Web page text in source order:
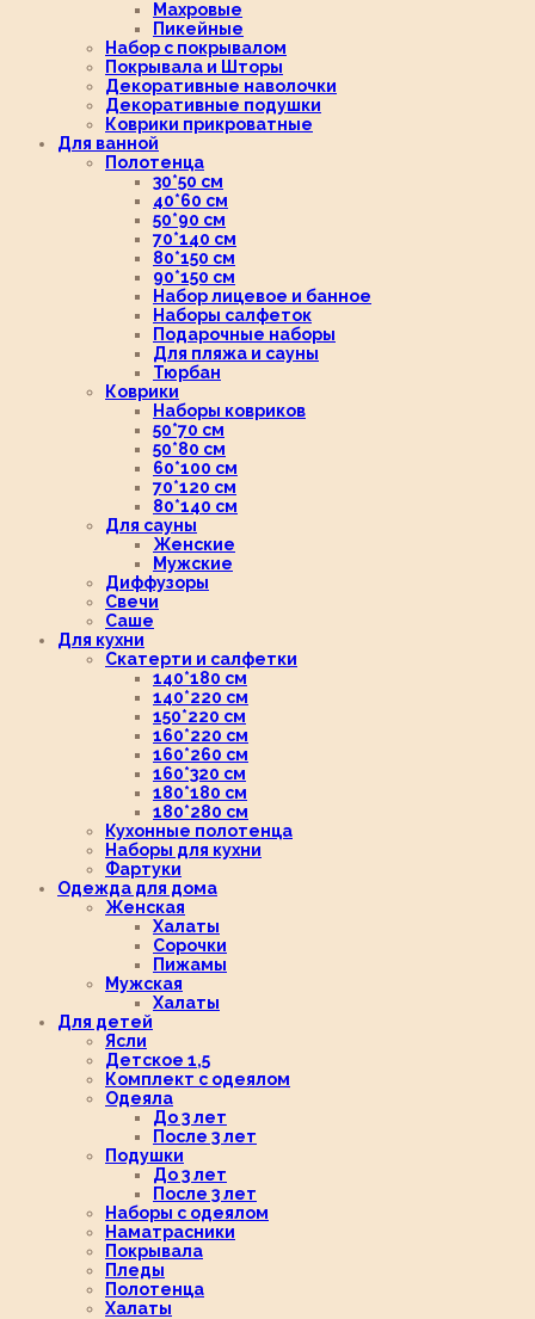
Махровые
Пикейные
Набор с покрывалом
Покрывала и Шторы
Декоративные наволочки
Декоративные подушки
Коврики прикроватные
Для ванной
Полотенца
30*50 см
40*60 см
50*90 см
70*140 см
80*150 см
90*150 см
Набор лицевое и банное
Наборы салфеток
Подарочные наборы
Для пляжа и сауны
Тюрбан
Коврики
Наборы ковриков
50*70 см
50*80 см
60*100 см
70*120 см
80*140 см
Для сауны
Женские
Мужские
Диффузоры
Свечи
Саше
Для кухни
Скатерти и салфетки
140*180 см
140*220 см
150*220 см
160*220 см
160*260 см
160*320 см
180*180 см
180*280 см
Кухонные полотенца
Наборы для кухни
Фартуки
Одежда для дома
Женская
Халаты
Сорочки
Пижамы
Мужская
Халаты
Для детей
Ясли
Детское 1,5
Комплект с одеялом
Одеяла
До 3 лет
После 3 лет
Подушки
До 3 лет
После 3 лет
Наборы с одеялом
Наматрасники
Покрывала
Пледы
Полотенца
Халаты